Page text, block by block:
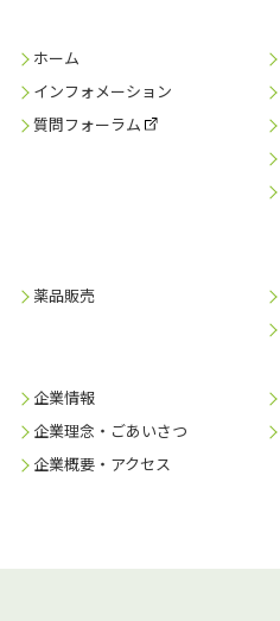
ホーム
インフォメーション
質問フォーラム
薬品販売
企業情報
企業理念・ごあいさつ
企業概要・アクセス